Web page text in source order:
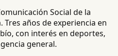
Social de la
Tres años de experiencia en
con interés en deportes,
general.